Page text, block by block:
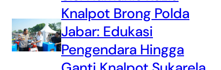
Knalpot Brong Polda
Jabar: Edukasi
Pengendara Hingga